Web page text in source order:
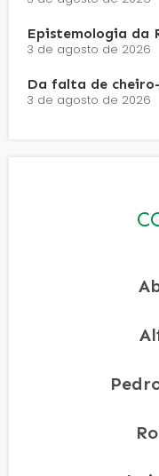
Epistemologia da
3 de agosto de 2026
Da falta de
3 de agosto de 2026